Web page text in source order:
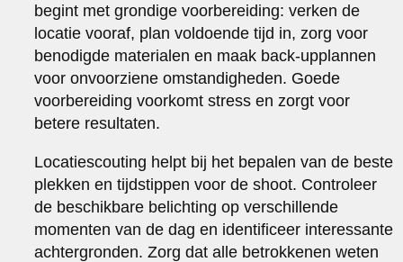
begint met grondige voorbereiding: verken de
locatie vooraf, plan voldoende tijd in, zorg voor
benodigde materialen en maak back-upplannen
voor onvoorziene omstandigheden. Goede
voorbereiding voorkomt stress en zorgt voor
betere resultaten.
Locatiescouting helpt bij het bepalen van de beste
plekken en tijdstippen voor de shoot. Controleer
de beschikbare belichting op verschillende
momenten van de dag en identificeer interessante
achtergronden. Zorg dat alle betrokkenen weten